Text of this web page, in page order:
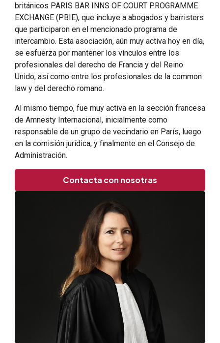
británicos PARIS BAR INNS OF COURT PROGRAMME
EXCHANGE (PBIE), que incluye a abogados y barristers
que participaron en el mencionado programa de
intercambio. Esta asociación, aún muy activa hoy en día,
se esfuerza por mantener los vínculos entre los
profesionales del derecho de Francia y del Reino
Unido, así como entre los profesionales de la common
law y del derecho romano.
Al mismo tiempo, fue muy activa en la sección francesa
de Amnesty Internacional, inicialmente como
responsable de un grupo de vecindario en París, luego
en la comisión jurídica, y finalmente en el Consejo de
Administración.
Contacta con nosotras